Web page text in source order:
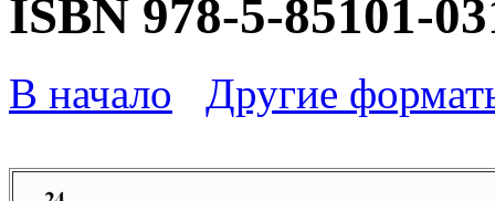
ISBN 978-5-85101-
В начало Другие